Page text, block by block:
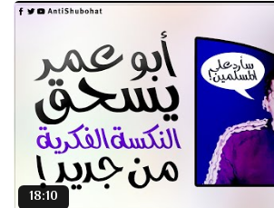
18:10